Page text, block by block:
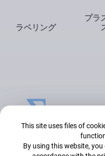
ラベリング
プラ
This site uses files of
By using this website,